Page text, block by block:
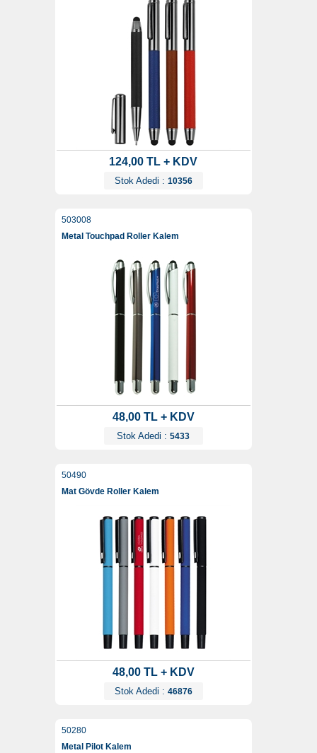
124,00 TL + KDV
Stok Adedi : 10356
503008
Metal Touchpad Roller Kalem
48,00 TL + KDV
Stok Adedi : 5433
50490
Mat Gövde Roller Kalem
48,00 TL + KDV
Stok Adedi : 46876
50280
Metal Pilot Kalem